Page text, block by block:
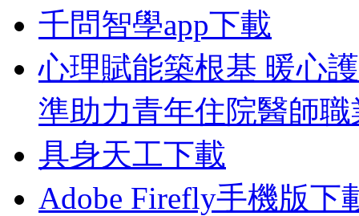
千問智學app下載
心理賦能築根基 暖心
準助力青年住院醫師
具身天工下載
Adobe Firefly手機版下